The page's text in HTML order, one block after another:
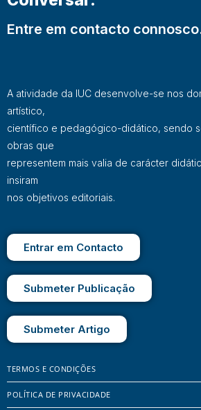
Entre em contacto
A atividade da IUC desenvolve-se nos
artístico,
científico e pedagógico-didático, sendo
obras que
representem mais valia de carácter
insiram
nos objetivos editoriais.
Entrar em Contacto
Submeter Publicação
Submeter Artigo
TERMOS E CONDIÇÕES
POLÍTICA DE PRIVACIDADE